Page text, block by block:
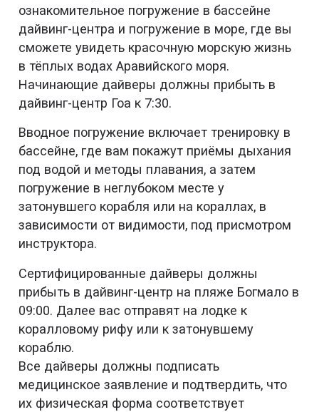
ознакомительное погружение в бассейне
дайвинг-центра и погружение в море, где вы
сможете увидеть красочную морскую жизнь
в тёплых водах Аравийского моря.
Начинающие дайверы должны прибыть в
дайвинг-центр Гоа к 7:30.
Вводное погружение включает тренировку в
бассейне, где вам покажут приёмы дыхания
под водой и методы плавания, а затем
погружение в неглубоком месте у
затонувшего корабля или на кораллах, в
зависимости от видимости, под присмотром
инструктора.
Сертифицированные дайверы должны
прибыть в дайвинг-центр на пляже Богмало в
09:00. Далее вас отправят на лодке к
коралловому рифу или к затонувшему
кораблю.
Все дайверы должны подписать
медицинское заявление и подтвердить, что
их физическая форма соответствует